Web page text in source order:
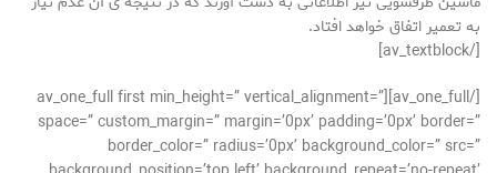
به تعمیر اتفاق خواهد افتاد.
[/av_textblock]
[/av_one_full][av_one_full first min_height=” vertical_alignment=”
space=” custom_margin=” margin=’0px’ padding=’0px’ border=”
border_color=” radius=’0px’ background_color=” src=”